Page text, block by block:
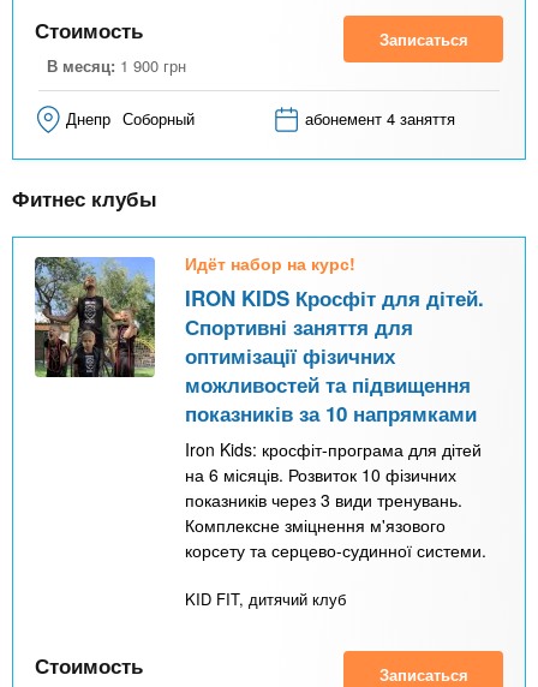
Стоимость
В месяц: 1 900 грн
Записаться
Днепр Соборный абонемент 4 заняття
Фитнес клубы
Идёт набор на курс!
IRON KIDS Кросфіт для дітей.
Спортивні заняття для
оптимізації фізичних
можливостей та підвищення
показників за 10 напрямками
Iron Kids: кросфіт-програма для дітей
на 6 місяців. Розвиток 10 фізичних
показників через 3 види тренувань.
Комплексне зміцнення м'язового
корсету та серцево-судинної системи.
KID FIT, дитячий клуб
Стоимость Записаться